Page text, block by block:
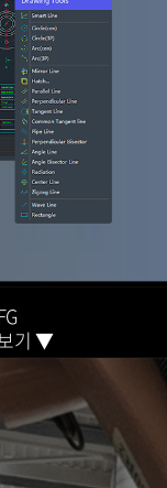
기 ▼
능 비교표
능을 지원하고,
추가 제공됩니다.